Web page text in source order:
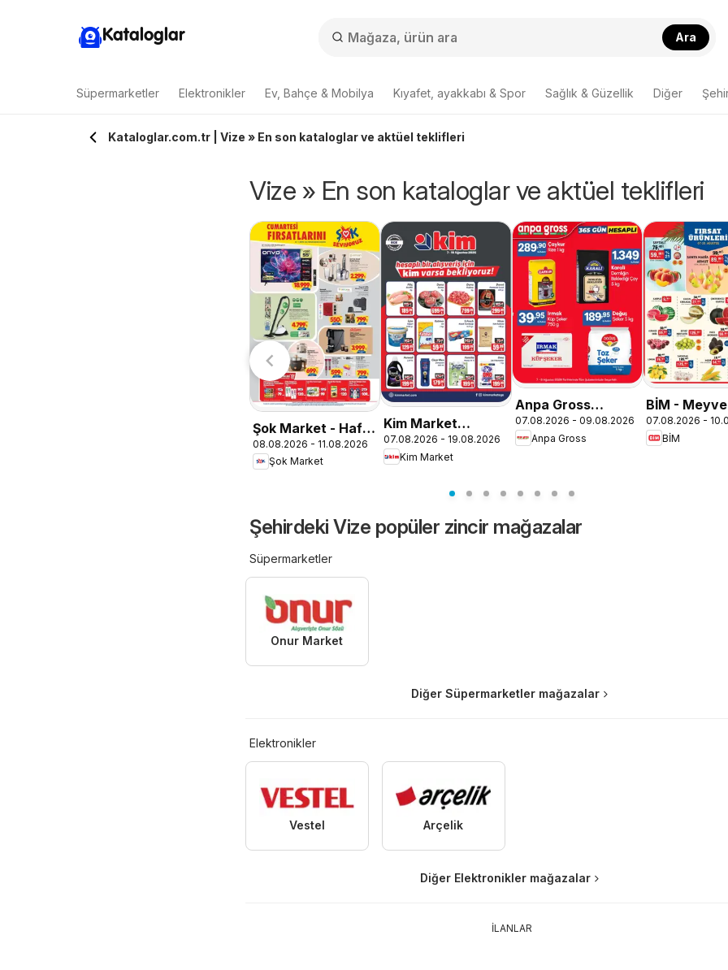
Kataloglar Ara
Süpermarketler Elektronikler Ev, Bahçe & Mobilya Kıyafet, ayakkabı & Spor Sağlık & Güzellik Diğer
Kataloglar.com.tr | Vize » En son kataloglar ve aktüel teklifleri
Vize » En son kataloglar ve aktüel teklifleri
Şok Market - Hafta
sonu fırsatları
08.08.2026 - 11.08.2026
Şok Market
Kim Market
Katalog
07.08.2026 - 19.08.2026
Kim Market
Anpa Gross
Katalog
07.08.2026 - 09.08.2026
Anpa Gross
BİM - Meyve
Sebze,
07.08.2026 -
BİM
Şehirdeki Vize popüler zincir mağazalar
Süpermarketler
Onur Market
Diğer Süpermarketler mağazalar
Elektronikler
Vestel Arçelik
Diğer Elektronikler mağazalar
İLANLAR